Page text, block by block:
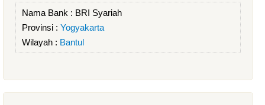
Nama Bank : BRI Syariah
Provinsi : Yogyakarta
Wilayah : Bantul